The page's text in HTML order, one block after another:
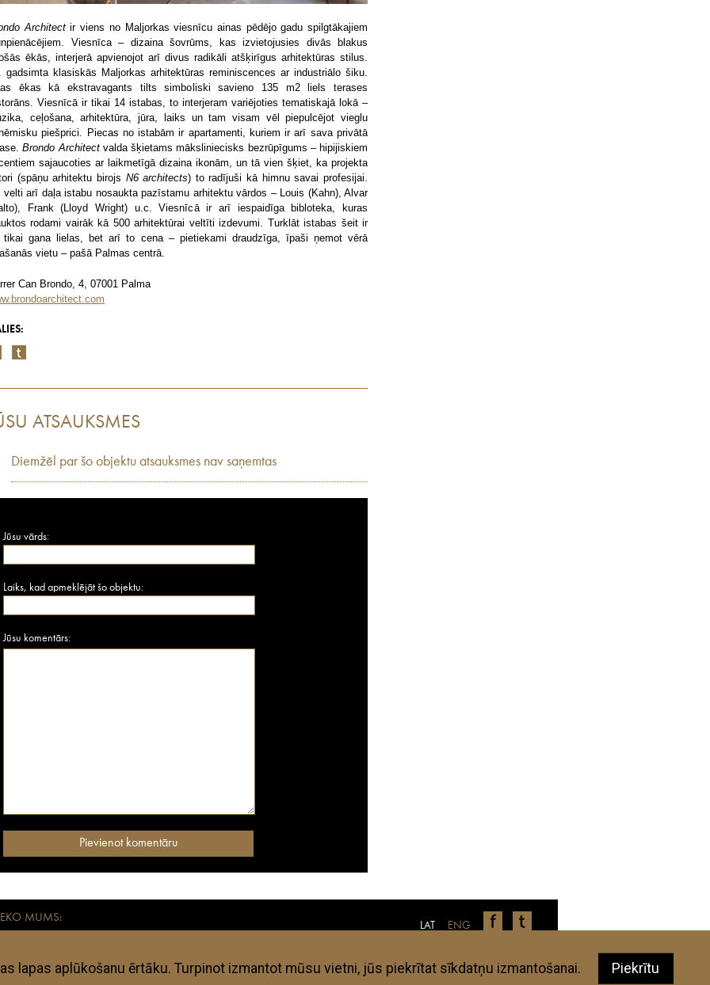
Architectir viens no Maljorkas viesnīcu ainas pēdējo gadu spilgtākajiem
Viesnīca – dizaina šovrūms, kas izvietojusies divās blakus
ēkās, interjerā apvienojot arī divus radikāli atšķirīgus arhitektūras stilus.
gadsimta klasiskās Maljorkas arhitektūras reminiscences ar industriālo šiku.
ēkas kā ekstravagants tilts simboliski savieno 135 m2 liels terases
Viesnīcā ir tikai 14 istabas, to interjeram variējoties tematiskajā lokā –
ceļošana, arhitektūra, jūra, laiks un tam visam vēl piepulcējot vieglu
piešprici. Piecas no istabām ir apartamenti, kuriem ir arī sava privātā
Brondo Architect valda šķietams māksliniecisks bezrūpīgums – hipijiskiem
sajaucoties ar laikmetīgā dizaina ikonām, un tā vien šķiet, ka projekta
(spāņu arhitektu birojs N6 architects) to radījuši kā himnu savai profesijai.
velti arī daļa istabu nosaukta pazīstamu arhitektu vārdos – Louis (Kahn), Alvar
Frank (Lloyd Wright) u.c. Viesnīcā ir arī iespaidīga bibloteka, kuras
rodami vairāk kā 500 arhitektūrai veltīti izdevumi. Turklāt istabas šeit ir
tikai gana lielas, bet arī to cena – pietiekami draudzīga, īpaši ņemot vērā
vietu – pašā Palmas centrā.
Can Brondo, 4, 07001 Palma
ATSAUKSMES
Diemžēl par šo objektu atsauksmes nav saņemtas
Jūsu vārds:
Laiks, kad apmeklējāt šo objektu:
Jūsu komentārs:
MUMS:
ENG
LAT
mūsdienu ceļotājiem. Visas anothertravelguide.lv apkopotās adreses – viesnīcas, restorāni, veikali u.c., ir autoru
ir subjektīvi un anothertravelguide.lv neuzņemas nekādu atbildību, ja kāda no te aplūkotajām vietām neatbilst jūsu